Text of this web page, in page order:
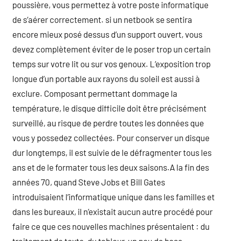
poussière, vous permettez à votre poste informatique
de s’aérer correctement. si un netbook se sentira
encore mieux posé dessus d’un support ouvert, vous
devez complètement éviter de le poser trop un certain
temps sur votre lit ou sur vos genoux. L’exposition trop
longue d’un portable aux rayons du soleil est aussi à
exclure. Composant permettant dommage la
température, le disque difficile doit être précisément
surveillé, au risque de perdre toutes les données que
vous y possedez collectées. Pour conserver un disque
dur longtemps, il est suivie de le défragmenter tous les
ans et de le formater tous les deux saisons.A la fin des
années 70, quand Steve Jobs et Bill Gates
introduisaient l’informatique unique dans les familles et
dans les bureaux, il n’existait aucun autre procédé pour
faire ce que ces nouvelles machines présentaient : du